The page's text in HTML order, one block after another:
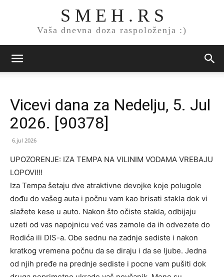
S M E H . R S
Vaša dnevna doza raspoloženja :)
Vicevi dana za Nedelju, 5. Jul
2026. [90378]
6.jul 2026
UPOZORENJE: IZA TEMPA NA VILINIM VODAMA VREBAJU
LOPOVI!!!
Iza Tempa šetaju dve atraktivne devojke koje polugole
dođu do vašeg auta i počnu vam kao brisati stakla dok vi
slažete kese u auto. Nakon što očiste stakla, odbijaju
uzeti od vas napojnicu već vas zamole da ih odvezete do
Rodića ili DIS-a. Obe sednu na zadnje sediste i nakon
kratkog vremena počnu da se diraju i da se ljube. Jedna
od njih pređe na prednje sediste i pocne vam pušiti dok